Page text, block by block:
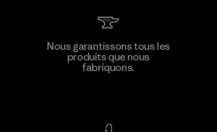
Youngone Namdinh Co., Ltd.
Nous garantissons tous les
produits que nous
fabriquons.